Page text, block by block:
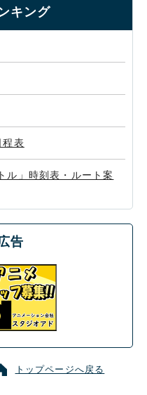
キング
表
ル」時刻表・ルート案
告
トップページへ戻る